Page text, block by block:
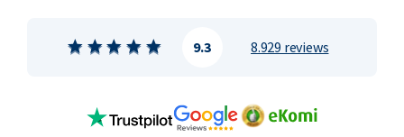
8.929 reviews
9.3